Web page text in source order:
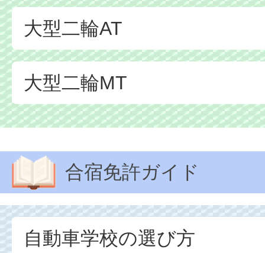
大型二輪AT
大型二輪MT
合宿免許ガイド
自動車学校の選び方